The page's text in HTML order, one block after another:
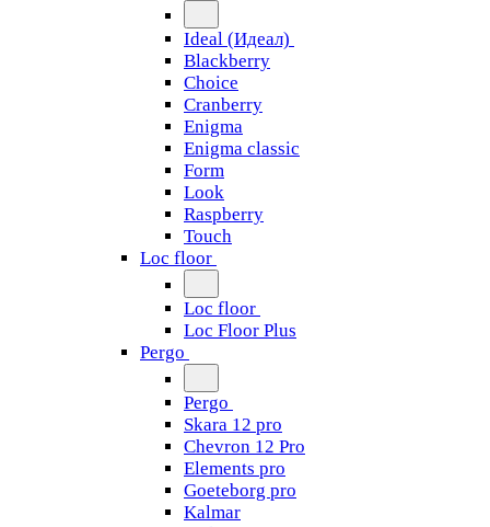
Ideal (Идеал)
Blackberry
Choice
Cranberry
Enigma
Enigma classic
Form
Look
Raspberry
Touch
Loc floor
Loc floor
Loc Floor Plus
Pergo
Pergo
Skara 12 pro
Chevron 12 Pro
Elements pro
Goeteborg pro
Kalmar